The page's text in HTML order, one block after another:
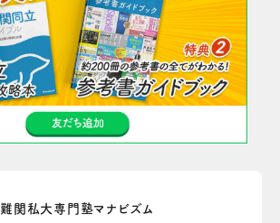
難関私大専門塾マナビズム